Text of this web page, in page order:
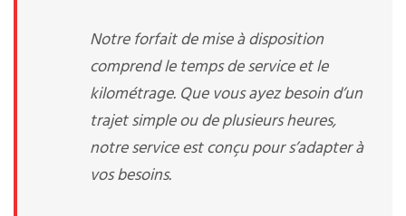
Notre forfait de mise à disposition
comprend le temps de service et le
kilométrage. Que vous ayez besoin d’un
trajet simple ou de plusieurs heures,
notre service est conçu pour s’adapter à
vos besoins.